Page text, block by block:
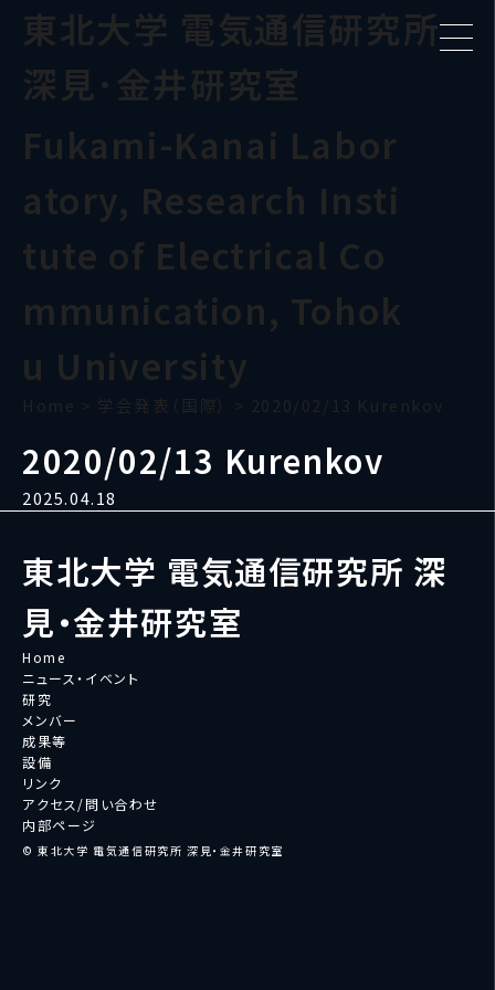
東北大学 電気通信研究所
深見･金井研究室
Fukami-Kanai Labor
atory, Research Insti
tute of Electrical Co
mmunication, Tohok
u University
Home > 学会発表（国際） > 2020/02/13 Kurenkov
2020/02/13 Kurenkov
2025.04.18
東北大学 電気通信研究所 深
見・金井研究室
Home
ニュース・イベント
研究
メンバー
成果等
設備
リンク
アクセス/問い合わせ
内部ページ
© 東北大学 電気通信研究所 深見・金井研究室